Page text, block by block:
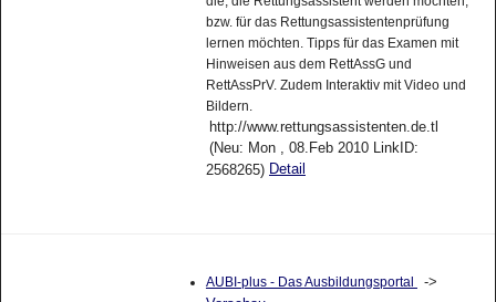
die, die Rettungsassistent werden möchten,
bzw. für das Rettungsassistentenprüfung
lernen möchten. Tipps für das Examen mit
Hinweisen aus dem RettAssG und
RettAssPrV. Zudem Interaktiv mit Video und
Bildern.
http://www.rettungsassistenten.de.tl
(Neu: Mon , 08.Feb 2010 LinkID:
2568265) Detail
AUBI-plus - Das Ausbildungsportal
->